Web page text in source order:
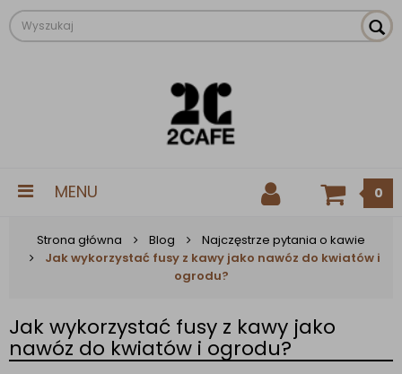
MENU 0
Strona główna Blog
Najczęstrze pytania o kawie
Jak wykorzystać fusy z kawy jako nawóz do kwiatów i
ogrodu?
Jak wykorzystać fusy z kawy jako
nawóz do kwiatów i ogrodu?